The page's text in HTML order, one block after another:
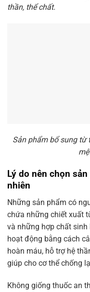
thần, thể chất.
Sản phẩm bổ sung từ
Lý do nên chọn
nhiên
Những sản phẩm có
chứa những chiết xuất
và những hợp chất sinh
hoạt động bằng cách
hoàn máu, hỗ trợ hệ
giúp cho cơ thể chống
Không giống thuốc an